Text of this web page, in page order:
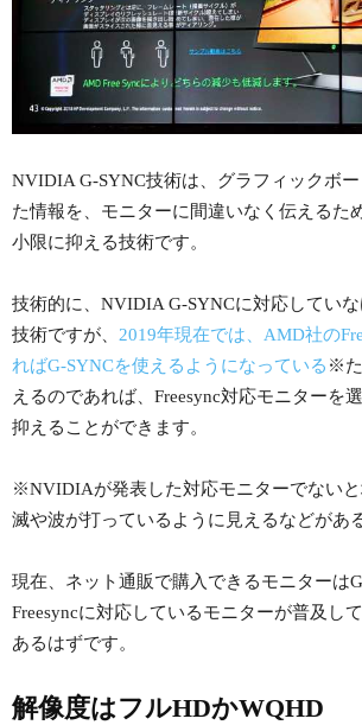
NVIDIA G-SYNC技術は、グラフィックボ
た情報を、モニターに間違いなく伝えるた
小限に抑える技術です。
技術的に、NVIDIA G-SYNCに対応してい
技術ですが、 2019年現在では、AMD社の
ればG-SYNCを使えるようになっている ※た
えるのであれば、Freesync対応モニターを
抑えることができます。
※NVIDIAが発表した対応モニターでない
滅や波が打っているように見えるなどがあ
現在、ネット通販で購入できるモニターは
Freesyncに対応しているモニターが普及し
あるはずです。
解像度はフルHDかWQHD